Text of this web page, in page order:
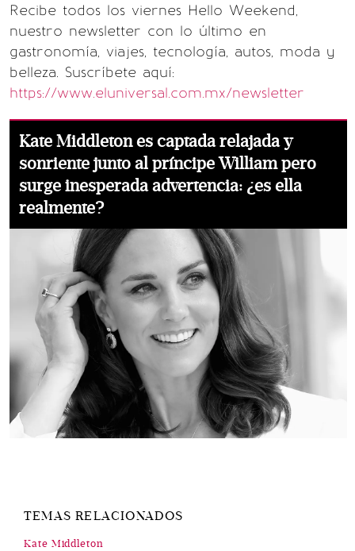
Recibe todos los viernes Hello Weekend,
nuestro newsletter con lo último en
gastronomía, viajes, tecnología, autos, moda y
belleza. Suscríbete aquí:
https://www.eluniversal.com.mx/newsletter
Kate Middleton es captada relajada y
sonriente junto al príncipe William pero
surge inesperada advertencia: ¿es ella
realmente?
TEMAS RELACIONADOS
Kate Middleton